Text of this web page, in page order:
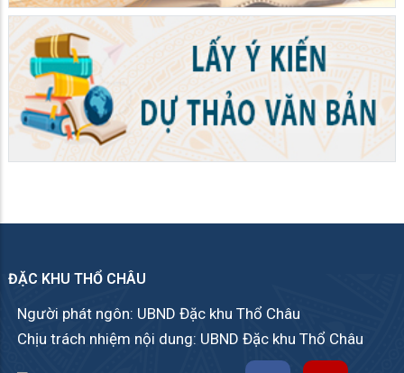
ĐẶC KHU THỔ CHÂU
Người phát ngôn: UBND Đặc khu Thổ Châu
Chịu trách nhiệm nội dung: UBND Đặc khu Thổ Châu